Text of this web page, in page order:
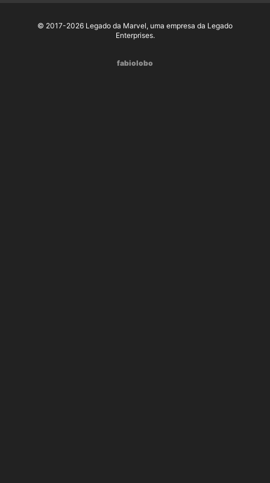
© 2017-2026 Legado da Marvel, uma empresa da Legado
Enterprises.
fabiolobo